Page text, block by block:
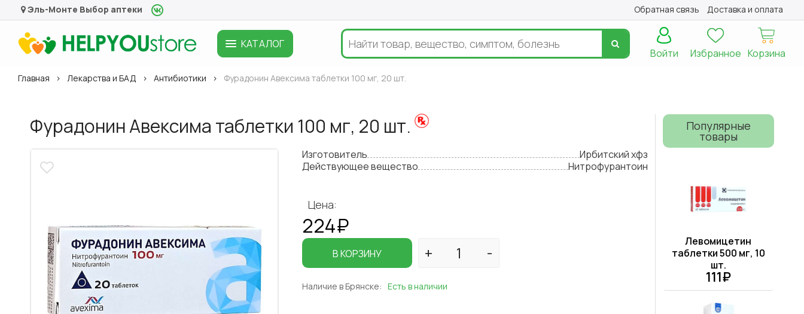
Эль-Монте Выбор аптеки Обратная связь Доставка и оплата
КАТАЛОГ
Корзина
Избранное
Войти
Главная Лекарства и БАД Антибиотики Фурадонин Авексима таблетки 100 мг, 20 шт.
Фурадонин Авексима таблетки 100 мг, 20 шт.
Изготовитель
Ирбитский хфз
Действующее вещество
Нитрофурантоин
Цена:
224₽
В КОРЗИНУ
Наличие в Брянске: Есть в наличии
Популярные
товары
Левомицетин
таблетки 500 мг, 10
шт.
111₽